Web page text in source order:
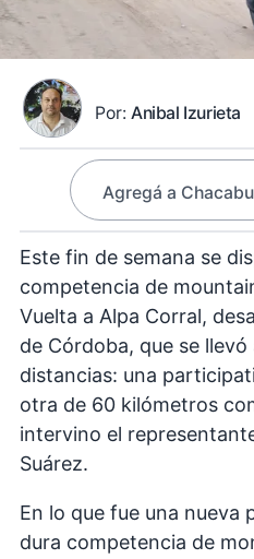
Por: Anibal Izurieta
Agregá a
Este fin de semana se
competencia de
Vuelta a Alpa Corral,
de Córdoba, que se
distancias: una
otra de 60 kilómetros
intervino el
Suárez.
En lo que fue una nueva
dura competencia de